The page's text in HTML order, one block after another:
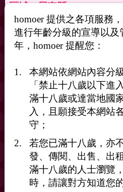
區域：屏東縣
homoer 提供之各項服務
進行年齡分級的宣導以
年，homoer 提醒您：
本網站依網站內容分
「禁止十八歲以下進
滿十八歲或達當地國
入，且願接受本網站
守；
若您已滿十八歲，亦
發、傳閱、出售、出
滿十八歲的人士瀏覽
時，請讓對方知道您